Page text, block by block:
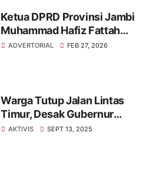
Ketua DPRD Provinsi Jambi
Muhammad Hafiz Fattah
Dorong Percepatan Jalan
ADVERTORIAL FEB 27, 2026
Warga Tutup Jalan Lintas
Timur, Desak Gubernur
Jambi Al Haris Tolak
AKTIVIS SEPT 13, 2025